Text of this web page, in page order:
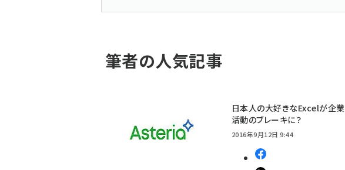
筆者の人気記事
日本人の大好きなExcelが企業
活動のブレーキに？
2016年9月12日 9:44